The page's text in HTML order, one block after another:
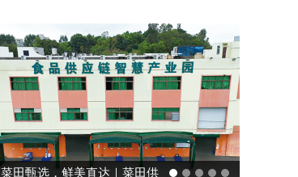
能率日式厨房美学：既要此刻